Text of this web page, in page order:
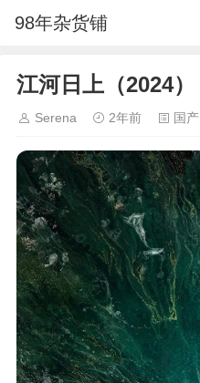
98年杂货铺
江河日上（2024）
Serena 2年前 国产